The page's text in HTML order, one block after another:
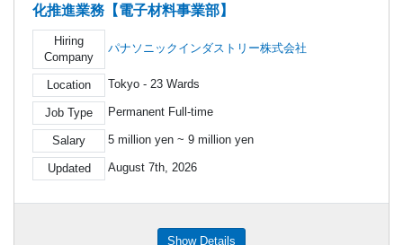
化推進業務【電子材料事業部】
Hiring
Company
パナソニックインダストリー株式会社
Location Tokyo - 23 Wards
Job Type Permanent Full-time
Salary 5 million yen ~ 9 million yen
Updated August 7th, 2026
Show Details